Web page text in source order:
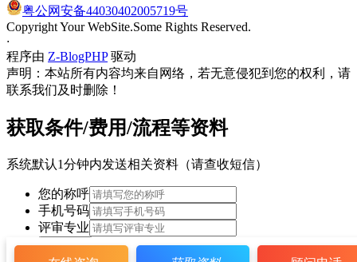
粤公网安备44030402005719号
Copyright Your WebSite.Some Rights Reserved.
·
程序由 Z-BlogPHP驱动
声明：本站所有内容均来自网络，若无意侵犯到您的权利，请
联系我们及时删除！
获取条件/费用/流程等资料
系统默认1分钟内发送相关资料（请查收短信）
您的称呼
手机号码
评审专业
立即获取